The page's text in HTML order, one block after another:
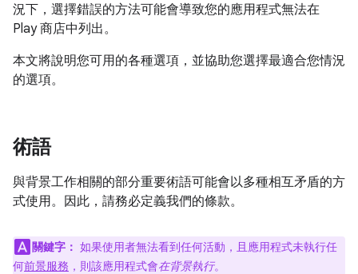
況下，選擇錯誤的方法可能會導致您的應用程式無法在
Play 商店中列出。
本文將說明您可用的各種選項，並協助您選擇最適合您情況
的選項。
術語
與背景工作相關的部分重要術語可能會以多種相互矛盾的方
式使用。因此，請務必定義我們的條款。
關鍵字： 如果使用者無法看到任何活動，且應用程式未執行任
何前景服務 ，則該應用程式會在背景執行。